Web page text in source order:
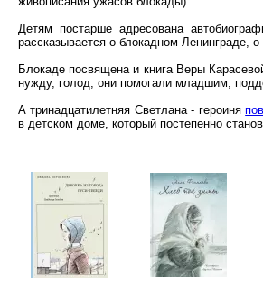
Детям постарше адресована
рассказывается о блокадном
Блокаде посвящена и книга Веры
нужду, голод, они помогали младшим,
А тринадцатилетняя Светлана - героиня
в детском доме, который постепенно